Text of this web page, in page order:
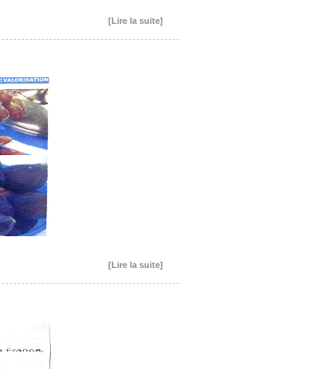
[Lire la suite]
[Lire la suite]